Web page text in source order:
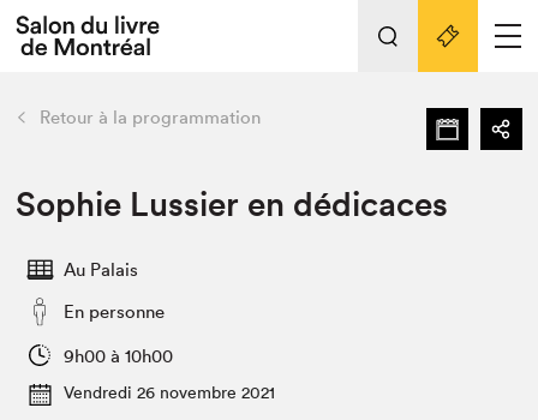
L'événement
Préparer sa visite au Salon
Actualités
SLM PRO
retour Nos activités
Préparer sa visite
Salon au Palais
Liens pratiques
Retour à la programmation
Sophie Lussier en dédicaces
Au Palais
En personne
9h00 à 10h00
Vendredi 26 novembre 2021